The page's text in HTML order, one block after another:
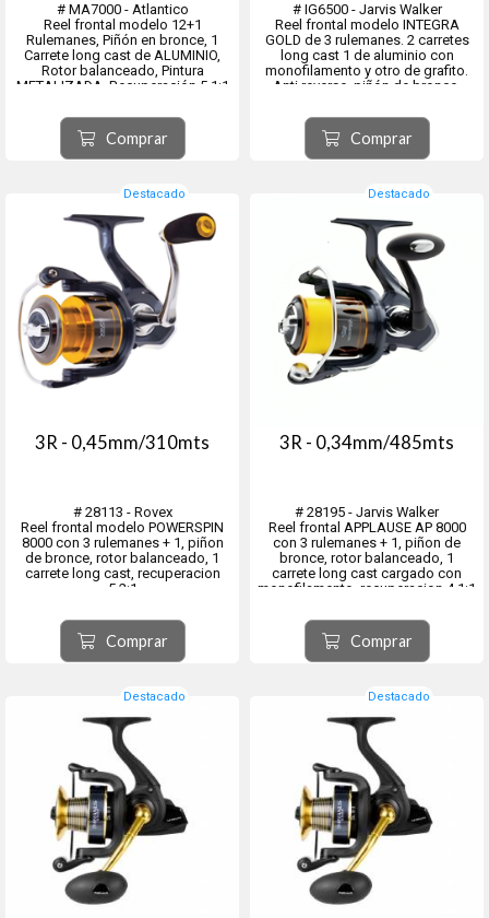
# MA7000 - Atlantico
Reel frontal modelo 12+1
Rulemanes, Piñón en bronce, 1
Carrete long cast de ALUMINIO,
Rotor balanceado, Pintura
METALIZADA, Recuperación 5.1:1
Comprar
# IG6500 - Jarvis Walker
Reel frontal modelo INTEGRA
GOLD de 3 rulemanes. 2 carretes
long cast 1 de aluminio con
monofilamento y otro de grafito.
Anti reverse, piñón de bronce.
5.5:1. Pintura epoxi metalizada Eje
central y tornilleria de acero
inoxidable.
Carga IG65...
Comprar
Destacado
3R - 0,45mm/310mts
# 28113 - Rovex
Reel frontal modelo POWERSPIN
8000 con 3 rulemanes + 1, piñon
de bronce, rotor balanceado, 1
carrete long cast, recuperacion
5.2:1
inoxidable.
Comprar
Destacado
3R - 0,34mm/485mts
# 28195 - Jarvis Walker
Reel frontal APPLAUSE AP 8000
con 3 rulemanes + 1, piñon de
bronce, rotor balanceado, 1
carrete long cast cargado con
monofilamento, recuperacion 4.1:1
inoxidable.
Comprar
Destacado Destacado